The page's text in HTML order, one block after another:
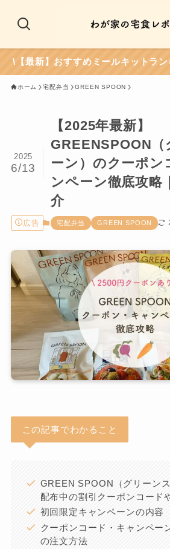
\【最新】おすすめミールキットラ
ホーム 宅配弁当 GREEN SPOON
【2025年最新】
GREENSPOON
ーン）のクーポン
ンペーン徹底攻略
介
2025
6/13
広告 宅配弁当 GREEN SPOON
この記事でわかること
GREEN SPOON（グリーン
配布中の割引クーポンコード
初回限定キャンペーンの内容
クーポンコード・キャンペー
の注文方法